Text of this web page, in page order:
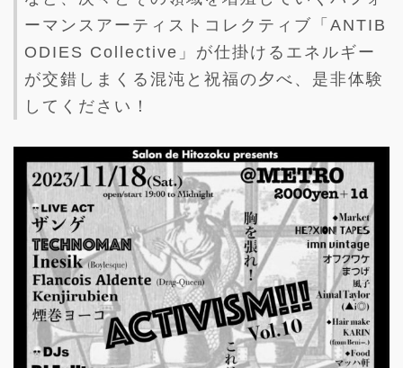
ーマンスアーティストコレクティブ「ANTIB
ODIES Collective」が仕掛けるエネルギー
が交錯しまくる混沌と祝福の夕べ、是非体験
してください！